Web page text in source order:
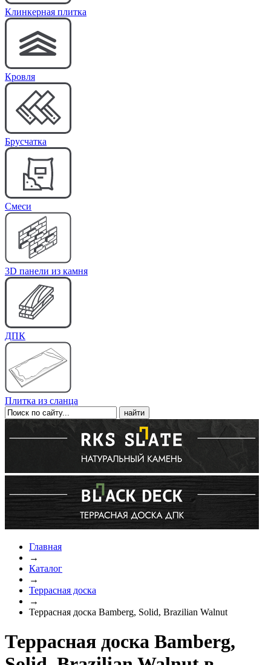
Клинкерная плитка
Кровля
Брусчатка
Cмеси
3D панели из камня
ДПК
Плитка из сланца
Главная
→
Каталог
→
Террасная доска
→
Террасная доска Bamberg, Solid, Brazilian Walnut
Террасная доска Bamberg,